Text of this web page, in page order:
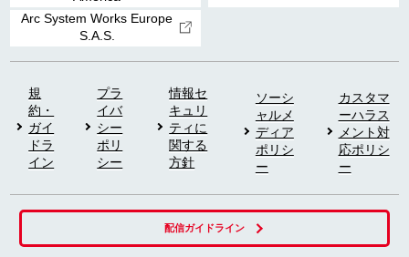
Arc System Works Europe
S.A.S.
規
約・
ガイ
ドラ
イン
プラ
イバ
シー
ポリ
シー
情報セ
キュリ
ティに
関する
方針
ソーシ
ャルメ
ディア
ポリシ
ー
カスタマ
ーハラス
メント対
応ポリシ
ー
配信ガイドライン